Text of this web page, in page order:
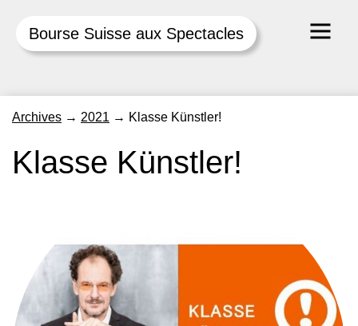
Bourse Suisse aux Spectacles
Archives → 2021 → Klasse Künstler!
Klasse Künstler!